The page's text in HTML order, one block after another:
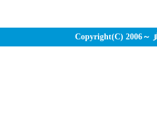
Copyright(C) 2006～